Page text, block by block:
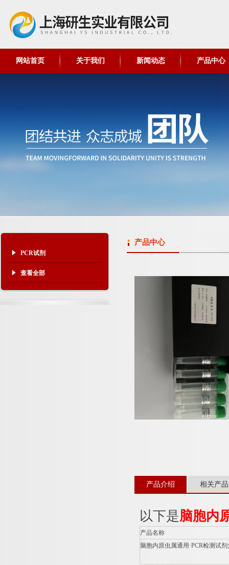
网站首页 关于我们 新闻动态 产品中心
PCR试剂
查看全部
产品中心
产品介绍 相关产品
以下是脑胞内
产品名称
脑胞内原虫属通用·PCR检测试剂